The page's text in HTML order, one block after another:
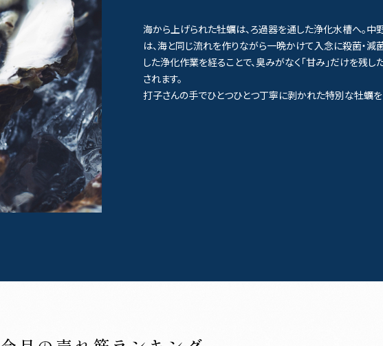
海から上げられた牡蠣は、ろ過器を通した浄化水槽へ。
は、海と同じ流れを作りながら一晩かけて入念に殺菌・減
した浄化作業を経ることで、臭みがなく「甘み」だけを残
されます。
打子さんの手でひとつひとつ丁寧に剥かれた特別な牡蠣を